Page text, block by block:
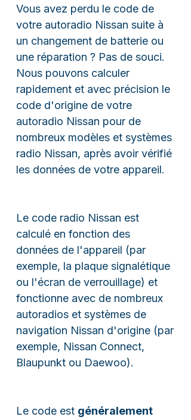
Vous avez perdu le code de
votre autoradio Nissan suite à
un changement de batterie ou
une réparation ? Pas de souci.
Nous pouvons calculer
rapidement et avec précision le
code d'origine de votre
autoradio Nissan pour de
nombreux modèles et systèmes
radio Nissan, après avoir vérifié
les données de votre appareil.
Le code radio Nissan est
calculé en fonction des
données de l'appareil (par
exemple, la plaque signalétique
ou l'écran de verrouillage) et
fonctionne avec de nombreux
autoradios et systèmes de
navigation Nissan d'origine (par
exemple, Nissan Connect,
Blaupunkt ou Daewoo).
Le code est généralement